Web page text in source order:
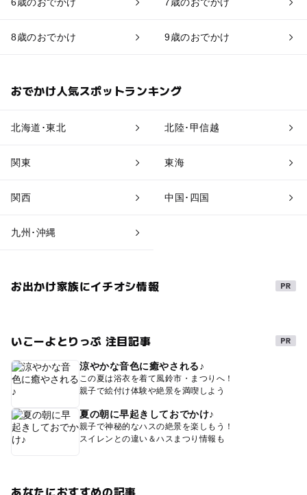
8歳のおでかけ 9歳のおでかけ
おでかけ人気スポットランキング
北海道･東北 北陸･甲信越
関東 東海
関西 中国･四国
九州･沖縄
お出かけ家族にイチオシ情報
いこーよとりっぷ 注目記事
涼やかな音色に癒やされる♪
この夏は浴衣を着て風鈴市・まつりへ！
親子で絵付け体験や絶景を満喫しよう
夏の朝に早起きしておでかけ♪
親子で神秘的なハスの絶景を楽しもう！
スイレンとの違い＆ハスまつり情報も
あなたにおすすめの記事